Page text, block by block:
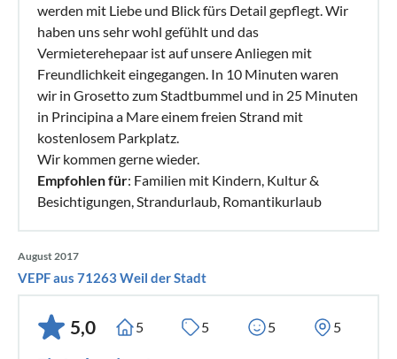
werden mit Liebe und Blick fürs Detail gepflegt. Wir
haben uns sehr wohl gefühlt und das
Vermieterehepaar ist auf unsere Anliegen mit
Freundlichkeit eingegangen. In 10 Minuten waren
wir in Grosetto zum Stadtbummel und in 25 Minuten
in Principina a Mare einem freien Strand mit
kostenlosem Parkplatz.
Wir kommen gerne wieder.
Empfohlen für: Familien mit Kindern, Kultur &
Besichtigungen, Strandurlaub, Romantikurlaub
August 2017
VEPF aus 71263 Weil der Stadt
5,0 5 5 5 5